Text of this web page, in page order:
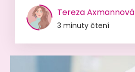
Tereza Axmannová
3 minuty čtení